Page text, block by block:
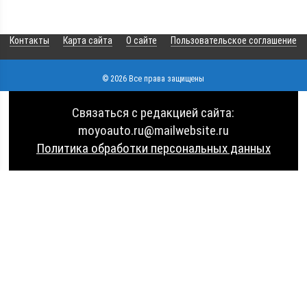
Контакты Карта сайта О сайте Пользовательское соглашение
© 2026 Все права защищены
Связаться с редакцией сайта:
moyoauto.ru@mailwebsite.ru
Политика обработки персональных данных